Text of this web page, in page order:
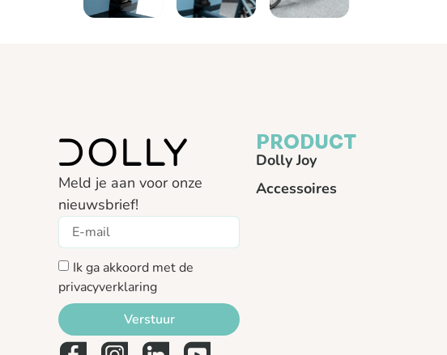
Meld je aan voor onze
nieuwsbrief!
Ik ga akkoord met de
privacyverklaring
Verstuur
PRODUCT
Dolly Joy
Accessoires